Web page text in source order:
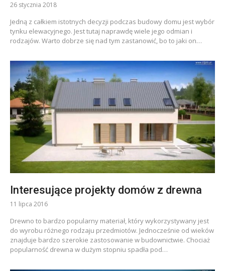
26 stycznia 2018
Jedną z całkiem istotnych decyzji podczas budowy domu jest wybór
tynku elewacyjnego. Jest tutaj naprawdę wiele jego odmian i
rodzajów. Warto dobrze się nad tym zastanowić, bo to jaki on…
Interesujące projekty domów z drewna
11 lipca 2016
Drewno to bardzo popularny materiał, który wykorzystywany jest
do wyrobu różnego rodzaju przedmiotów. Jednocześnie od wieków
znajduje bardzo szerokie zastosowanie w budownictwie. Chociaż
popularność drewna w dużym stopniu spadła pod…